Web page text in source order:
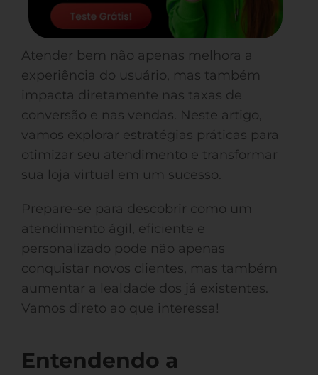
Atender bem não apenas melhora a
experiência do usuário, mas também
impacta diretamente nas taxas de
conversão e nas vendas. Neste artigo,
vamos explorar estratégias práticas para
otimizar seu atendimento e transformar
sua loja virtual em um sucesso.
Prepare-se para descobrir como um
atendimento ágil, eficiente e
personalizado pode não apenas
conquistar novos clientes, mas também
aumentar a lealdade dos já existentes.
Vamos direto ao que interessa!
Entendendo a